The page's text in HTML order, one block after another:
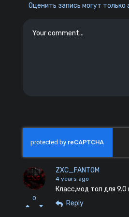
Оценить запись могут
0
ZXC_FANTOM
4 years ago
Класс,мод топ для 9.0
Reply